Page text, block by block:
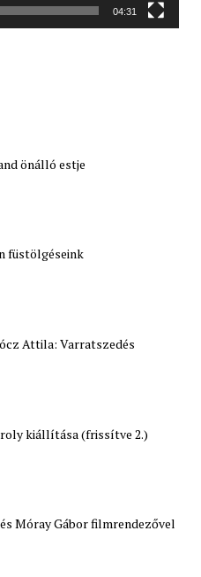
04:31
önálló estje
füstölgéseink
Attila: Varratszedés
kiállítása (frissítve 2.)
Móray Gábor filmrendezővel